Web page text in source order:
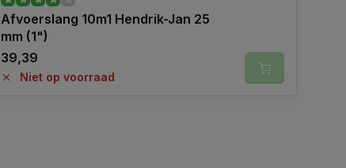
Afvoerslang 10m1 Hendrik-Jan 25
mm (1")
39,39
Niet op voorraad